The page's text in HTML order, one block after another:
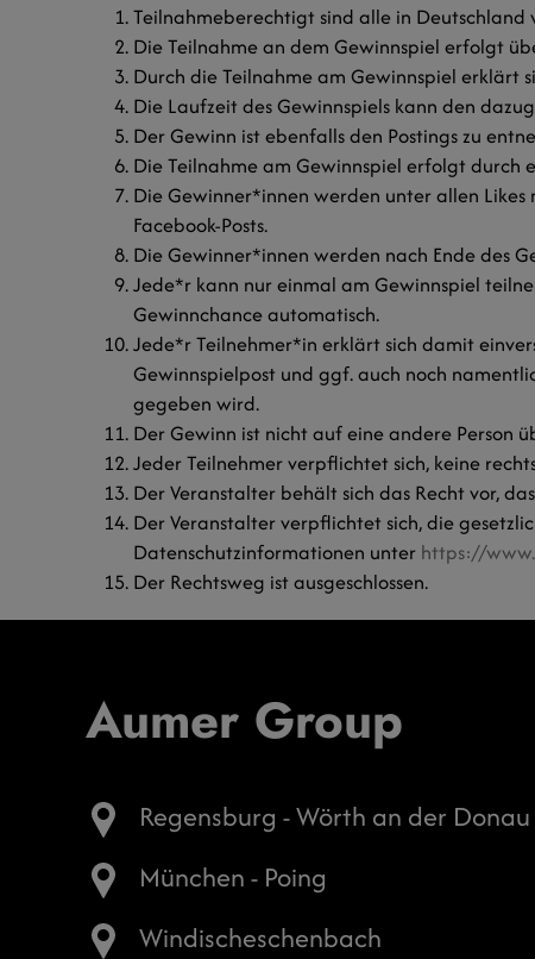
Teilnahmeberechtigt sind alle in Deutschland
Die Teilnahme an dem Gewinnspiel erfolgt
Durch die Teilnahme am Gewinnspiel erklärt
Die Laufzeit des Gewinnspiels kann den
Der Gewinn ist ebenfalls den Postings zu
Die Teilnahme am Gewinnspiel erfolgt durch
Die Gewinner*innen werden unter allen
Facebook-Posts.
Die Gewinner*innen werden nach Ende des
Jede*r kann nur einmal am Gewinnspiel
Gewinnchance automatisch.
Jede*r Teilnehmer*in erklärt sich damit
Gewinnspielpost und ggf. auch noch
gegeben wird.
Der Gewinn ist nicht auf eine andere Person
Jeder Teilnehmer verpflichtet sich, keine
Der Veranstalter behält sich das Recht vor,
Der Veranstalter verpflichtet sich, die
Datenschutzinformationen unter https://
Der Rechtsweg ist ausgeschlossen.
Aumer Group
Regensburg - Wörth an der Donau
München - Poing
Windischeschenbach